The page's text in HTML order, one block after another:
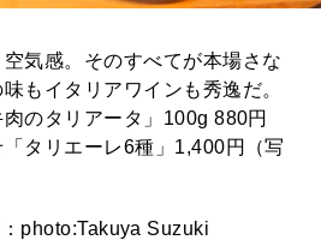
気感。そのすべてが本場さな
もイタリアワインも秀逸だ。
のタリアータ」100g 880円
タリエーレ6種」1,400円（写
photo:Takuya Suzuki